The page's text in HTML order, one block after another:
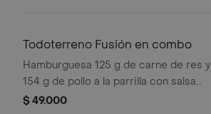
Todoterreno Fusión en combo
Hamburguesa 125 g de carne de res y
154 g de pollo a la parrilla con salsa
BBQ, tocineta, queso mozzarella,
$ 49.000